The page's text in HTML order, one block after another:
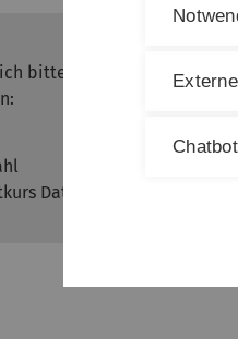
bitte möglichst zeitnah
Data Science und